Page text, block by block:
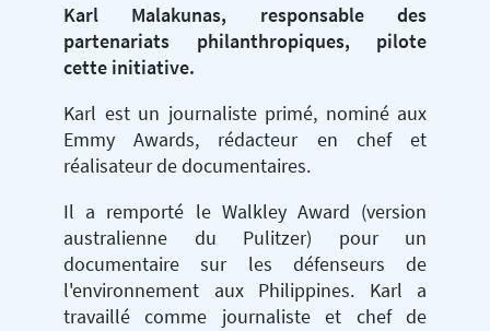
Karl Malakunas, responsable des
partenariats philanthropiques, pilote
cette initiative.
Karl est un journaliste primé, nominé aux
Emmy Awards, rédacteur en chef et
réalisateur de documentaires.
Il a remporté le Walkley Award (version
australienne du Pulitzer) pour un
documentaire sur les défenseurs de
l'environnement aux Philippines. Karl a
travaillé comme journaliste et chef de